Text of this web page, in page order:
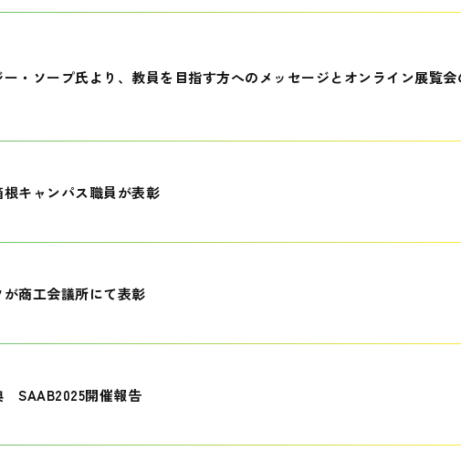
・ソープ氏より、教員を目指す方へのメッセージとオンライン展覧会
キャンパス職員が表彰
商工会議所にて表彰
SAAB2025開催報告